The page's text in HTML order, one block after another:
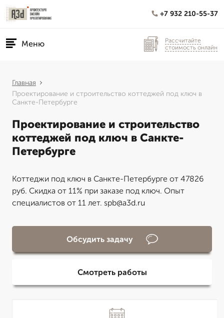
+7 932 210-55-37
Меню
Рассчитайте
стоимость онлайн
Главная
Проектирование и строительство коттеджей под ключ в
Санкте-Петербурге
Проектирование и строительство
коттеджей под ключ в Санкте-
Петербурге
Коттеджи под ключ в Санкте-Петербурге от 47826
руб. Скидка от 11% при заказе под ключ. Опыт
специалистов от 11 лет. spb@a3d.ru
Обсудить задачу
Смотреть работы